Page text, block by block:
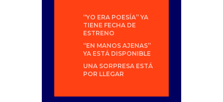
“YO ERA POESÍA” YA
TIENE FECHA DE
ESTRENO
“EN MANOS AJENAS”
YA ESTÁ DISPONIBLE
UNA SORPRESA ESTÁ
POR LLEGAR